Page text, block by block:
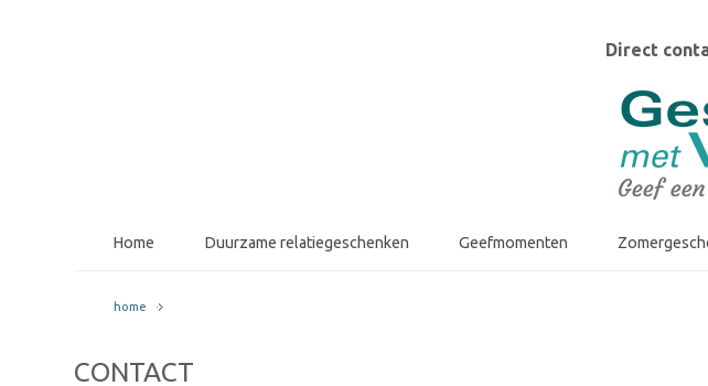
Direct
Home Duurzame relatiegeschenken Geefmomenten
home
CONTACT